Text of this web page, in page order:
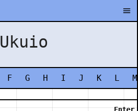
Ukuio
F G H I J K L M